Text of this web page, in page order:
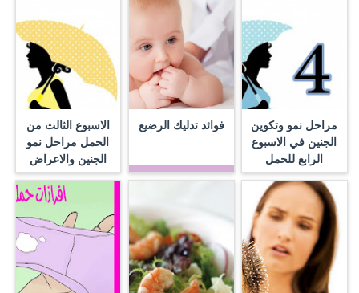
مراحل نمو وتكوين
الجنين في الاسبوع
الرابع للحمل
فوائد تدليك الرضيع
الاسبوع الثالث من
الحمل مراحل نمو
الجنين والاعراض